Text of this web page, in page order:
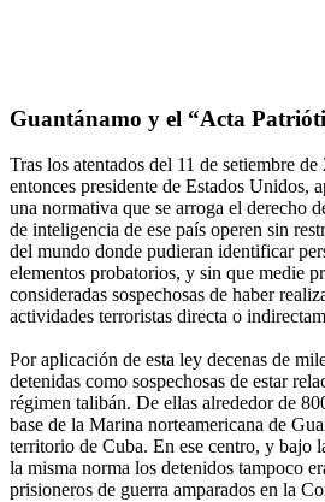
Guantánamo y el “Acta
Tras los atentados del 11 de setiembre
entonces presidente de Estados Unidos,
una normativa que se arroga el derecho
de inteligencia de ese país operen sin
del mundo donde pudieran identificar
elementos probatorios, y sin que medie
consideradas sospechosas de haber
actividades terroristas directa o
Por aplicación de esta ley decenas de
detenidas como sospechosas de estar
régimen talibán. De ellas alrededor de
base de la Marina norteamericana de
territorio de Cuba. En ese centro, y bajo
la misma norma los detenidos tampoco
prisioneros de guerra amparados en la